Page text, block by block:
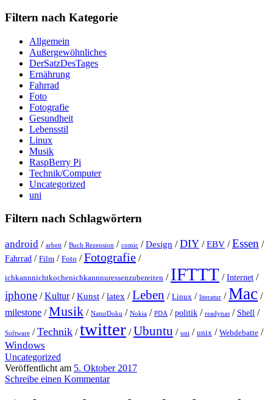
Filtern nach Kategorie
Allgemein
Außergewöhnliches
DerSatzDesTages
Ernährung
Fahrrad
Foto
Fotografie
Gesundheit
Lebensstil
Linux
Musik
RaspBerry Pi
Technik/Computer
Uncategorized
uni
Filtern nach Schlagwörtern
android / arbeit / Buch Rezension / comic /Design /DIY /EBV /Essen /
Fahrrad / Film / Foto /Fotografie /
ichkannnichtkochenichkannnuressenzubereiten / IFTTT /Internet /
iphone /Kultur/Kunst /latex /Leben / Linux / literatur /Mac /
milestone /Musik / NaturDoku / Nokia / PDA /politik / readynas / Shell /
Software /Technik /twitter /Ubuntu / uni / unix / Webdebatte /
Windows
Uncategorized
Veröffentlicht am 5. Oktober 2017
Schreibe einen Kommentar